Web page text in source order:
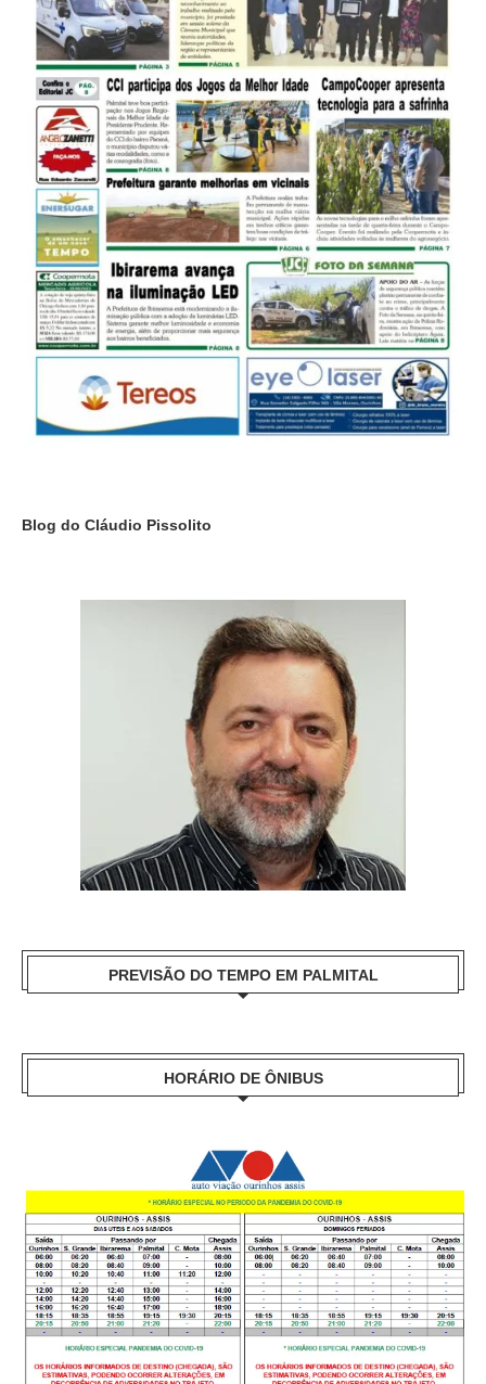
Blog do Cláudio Pissolito
PREVISÃO DO TEMPO EM PALMITAL
HORÁRIO DE ÔNIBUS